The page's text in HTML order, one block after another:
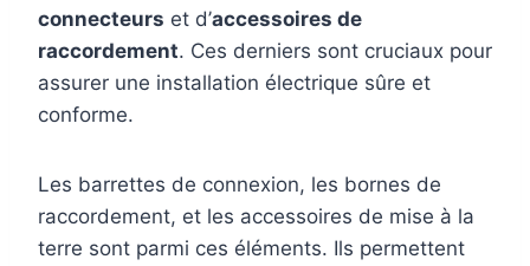
connecteurs et d’accessoires de
raccordement. Ces derniers sont cruciaux pour
assurer une installation électrique sûre et
conforme.
Les barrettes de connexion, les bornes de
raccordement, et les accessoires de mise à la
terre sont parmi ces éléments. Ils permettent